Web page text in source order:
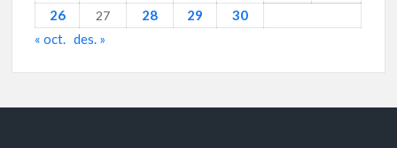
26 27 28 29
30
« oct. des. »